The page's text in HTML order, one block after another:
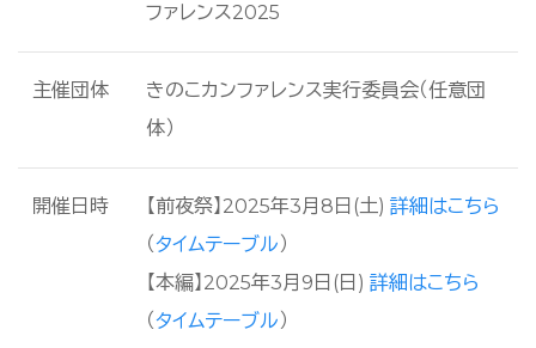
ファレンス2025
主催団体
きのこカンファレンス実行委員会（任意団
体）
開催日時 【前夜祭】 2025年3月8日(土) 詳細はこちら
（タイムテーブル）
【本編】 2025年3月9日(日) 詳細はこちら
（タイムテーブル）